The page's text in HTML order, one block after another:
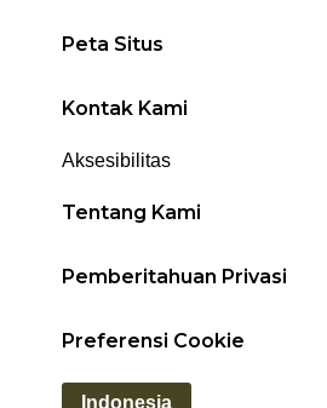
Peta Situs
Kontak Kami
Aksesibilitas
Tentang Kami
Pemberitahuan Privasi
Preferensi Cookie
Indonesia